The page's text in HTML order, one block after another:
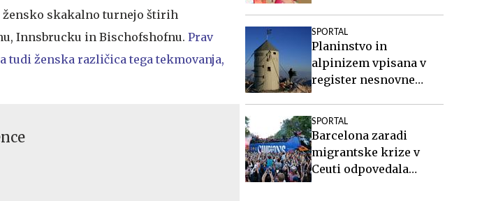
skakalno turnejo štirih
Innsbrucku in Bischofshofnu. Prav
ženska različica tega tekmovanja,
SPORTAL
Planinstvo in
alpinizem vpisana v
register nesnovne
SPORTAL
Barcelona zaradi
migrantske krize v
Ceuti odpovedala